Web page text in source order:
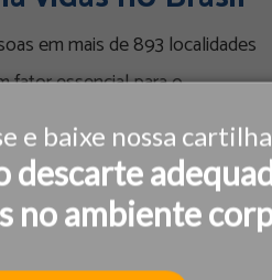
e baixe nossa
descarte
no ambiente
em mais de 893 localidades
fator essencial para o